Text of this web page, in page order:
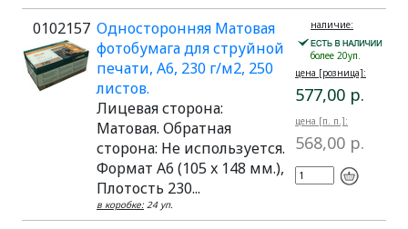
0102157 Односторонняя Матовая
фотобумага для струйной
печати, A6, 230 г/м2, 250
листов.
Лицевая сторона:
Матовая. Обратная
сторона: Не используется.
Формат A6 (105 x 148 мм.),
Плотость 230...
в коробке: 24 уп.
наличие:
более 20уп.
цена [розница]:
577,00 р.
цена [п. п.]:
568,00 р.